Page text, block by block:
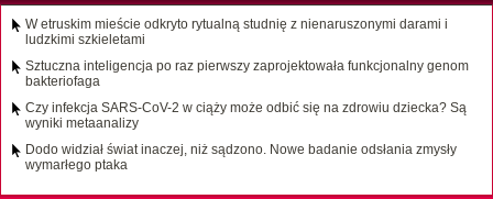
W etruskim mieście odkryto rytualną studnię z nienaruszonymi darami i
ludzkimi szkieletami
Sztuczna inteligencja po raz pierwszy zaprojektowała funkcjonalny genom
bakteriofaga
Czy infekcja SARS-CoV-2 w ciąży może odbić się na zdrowiu dziecka? Są
wyniki metaanalizy
Dodo widział świat inaczej, niż sądzono. Nowe badanie odsłania zmysły
wymarłego ptaka